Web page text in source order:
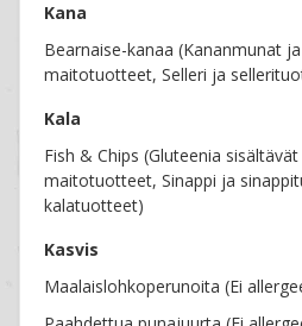
Kana
Bearnaise-kanaa (Kananmunat
maitotuotteet, Selleri ja
Kala
Fish & Chips (Gluteenia
maitotuotteet, Sinappi ja
kalatuotteet)
Kasvis
Maalaislohkoperunoita (Ei